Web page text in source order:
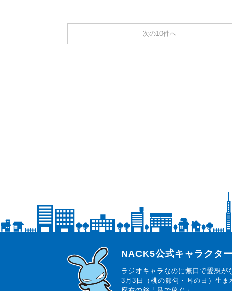
次の10件へ
らじっと君
NACK5公式キャラクタ
ラジオキャラなのに無口で愛想が
3月3日（桃の節句・耳の日）生ま